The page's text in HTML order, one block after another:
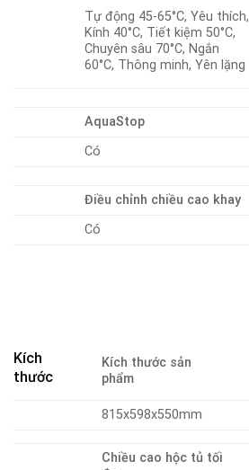
Tự động 45-65°C, Yêu thích,
Kính 40°C, Tiết kiệm 50°C,
Chuyên sâu 70°C, Ngắn
60°C, Thông minh, Yên lặng
AquaStop
Có
Điều chỉnh chiều cao khay
Có
Kích
thước
Kích thước sản
phẩm
815x598x550mm
Chiều cao hộc tủ tối